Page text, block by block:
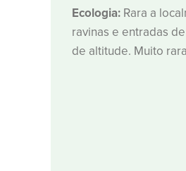
Ecologia: Rara a
ravinas e entradas
de altitude. Muito